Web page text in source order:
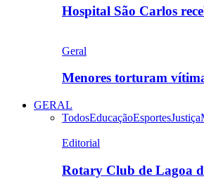
Hospital São Carlos
Geral
Menores torturam
GERAL
TodosEducaçãoEsportesJustiça
Editorial
Rotary Club de Lagoa